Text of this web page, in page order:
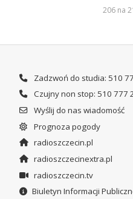
206 na
Zadzwoń do studia: 510
Czujny non stop: 510 777
Wyślij do nas wiadomość
Prognoza pogody
radioszczecin.pl
radioszczecinextra.pl
radioszczecin.tv
Biuletyn Informacji